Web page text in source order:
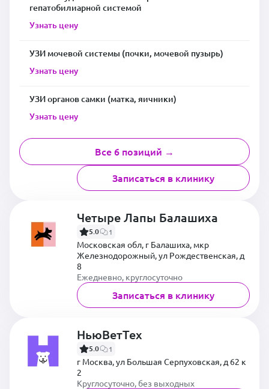
гепатобилиарной системой
Узнать цену
УЗИ мочевой системы (почки, мочевой пузырь)
Узнать цену
УЗИ органов самки (матка, яичники)
Узнать цену
Все 6 позиций →
Записаться в клинику
Четыре Лапы Балашиха
5.0 1
Московская обл, г Балашиха, мкр
Железнодорожный, ул Рождественская, д
8
Ежедневно, круглосуточно
Записаться в клинику
НьюВетТех
5.0 1
г Москва, ул Большая Серпуховская, д 62 к
2
Круглосуточно, без выходных